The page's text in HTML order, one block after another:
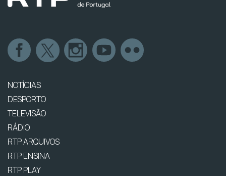
NOTÍCIAS
DESPORTO
TELEVISÃO
RÁDIO
RTP ARQUIVOS
RTP ENSINA
RTP PLAY